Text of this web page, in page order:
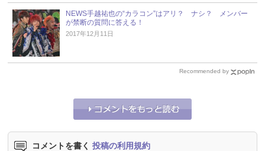
NEWS手越祐也の“カラコン”はアリ？ ナシ？ メンバー
が禁断の質問に答える！
2017年12月11日
Recommended by
コメントを書く 投稿の利用規約